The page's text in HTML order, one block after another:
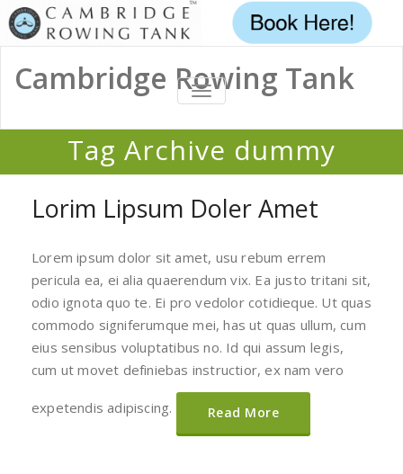
Cambridge Rowing Tank
TOGGLE
NAVIGATION
Tag Archive dummy
Lorim Lipsum Doler Amet
Lorem ipsum dolor sit amet, usu rebum errem
pericula ea, ei alia quaerendum vix. Ea justo tritani sit,
odio ignota quo te. Ei pro vedolor cotidieque. Ut quas
commodo signiferumque mei, has ut quas ullum, cum
eius sensibus voluptatibus no. Id qui assum legis,
cum ut movet definiebas instructior, ex nam vero
expetendis adipiscing. Read More